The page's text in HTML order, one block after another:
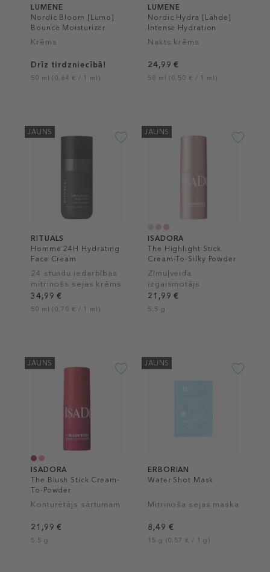
LUMENE
Nordic Bloom [Lumo]
Bounce Moisturizer
Krēms
Drīz tirdzniecībā!
50 ml (0,64 € / 1 ml)
LUMENE
Nordic Hydra [Lähde]
Intense Hydration
Night Cream
Nakts krēms
24,99 €
50 ml (0,50 € / 1 ml)
JAUNS
RITUALS
Homme 24H Hydrating
Face Cream
24 stundu iedarbības
mitrinošs sejas krēms
34,99 €
50 ml (0,70 € / 1 ml)
JAUNS
ISADORA
The Highlight Stick
Cream-To-Silky Powder
Zīmuļveida
izgaismotājs
21,99 €
5.5 g
JAUNS
ISADORA
The Blush Stick Cream-
To-Powder
Konturētājs sārtumam
21,99 €
5.5 g
JAUNS
ERBORIAN
Water Shot Mask
Mitrinoša sejas maska
8,49 €
15 g (0,57 € / 1 g)